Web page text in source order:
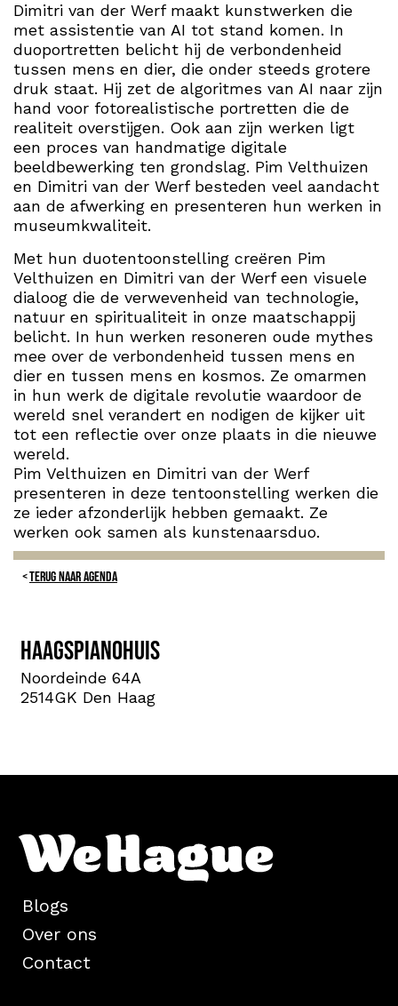
Dimitri van der Werf maakt kunstwerken die
met assistentie van AI tot stand komen. In
duoportretten belicht hij de verbondenheid
tussen mens en dier, die onder steeds grotere
druk staat. Hij zet de algoritmes van AI naar zijn
hand voor fotorealistische portretten die de
realiteit overstijgen. Ook aan zijn werken ligt
een proces van handmatige digitale
beeldbewerking ten grondslag. Pim Velthuizen
en Dimitri van der Werf besteden veel aandacht
aan de afwerking en presenteren hun werken in
museumkwaliteit.
Met hun duotentoonstelling creëren Pim
Velthuizen en Dimitri van der Werf een visuele
dialoog die de verwevenheid van technologie,
natuur en spiritualiteit in onze maatschappij
belicht. In hun werken resoneren oude mythes
mee over de verbondenheid tussen mens en
dier en tussen mens en kosmos. Ze omarmen
in hun werk de digitale revolutie waardoor de
wereld snel verandert en nodigen de kijker uit
tot een reflectie over onze plaats in die nieuwe
wereld.
Pim Velthuizen en Dimitri van der Werf
presenteren in deze tentoonstelling werken die
ze ieder afzonderlijk hebben gemaakt. Ze
werken ook samen als kunstenaarsduo.
TERUG NAAR AGENDA
HaagsPianoHuis
Noordeinde 64A
2514GK Den Haag
Blogs
Over ons
Contact